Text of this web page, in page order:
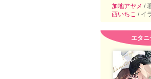
加地アヤメ /
西いちこ / イ
エタ